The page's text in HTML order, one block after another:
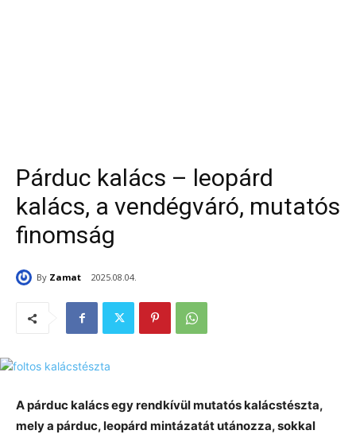
Párduc kalács – leopárd
kalács, a vendégváró, mutatós
finomság
By Zamat 2025.08.04.
A párduc kalács egy rendkívül mutatós kalácstészta,
mely a párduc, leopárd mintázatát utánozza, sokkal